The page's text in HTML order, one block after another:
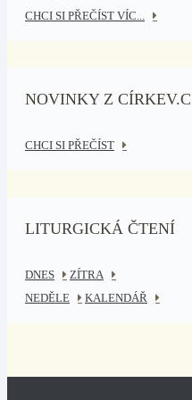
CHCI SI PŘEČÍST VÍC...
NOVINKY Z
CHCI SI PŘEČÍST
LITURGICKÁ ČTENÍ
DNES
ZÍTRA
NEDĚLE
KALENDÁŘ